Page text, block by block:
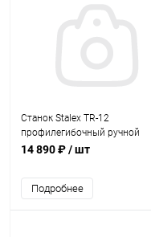
Станок Stalex TR-12
профилегибочный ручной
14 890 ₽/ шт
Подробнее